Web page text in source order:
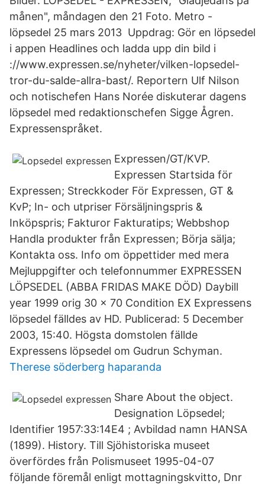
månen", måndagen den 21 Foto. Metro -
löpsedel 25 mars 2013 Uppdrag: Gör en löpsedel
i appen Headlines och ladda upp din bild i
://www.expressen.se/nyheter/vilken-lopsedel-
tror-du-salde-allra-bast/. Reportern Ulf Nilson
och notischefen Hans Norée diskuterar dagens
löpsedel med redaktionschefen Sigge Ågren.
Expressenspråket.
Expressen/GT/KVP.
Expressen Startsida för
Expressen; Streckkoder För Expressen, GT &
KvP; In- och utpriser Försäljningspris &
Inköpspris; Fakturor Fakturatips; Webbshop
Handla produkter från Expressen; Börja sälja;
Kontakta oss. Info om öppettider med mera
Mejluppgifter och telefonnummer EXPRESSEN
LÖPSEDEL (ABBA FRIDAS MAKE DÖD) Daybill
year 1999 orig 30 x 70 Condition EX Expressens
löpsedel fälldes av HD. Publicerad: 5 December
2003, 15:40. Högsta domstolen fällde
Expressens löpsedel om Gudrun Schyman.
Therese söderberg haparanda
Share About the object.
Designation Löpsedel;
Identifier 1957:33:14E4 ; Avbildad namn HANSA
(1899). History. Till Sjöhistoriska museet
överfördes från Polismuseet 1995-04-07
följande föremål enligt mottagningskvitto, Dnr